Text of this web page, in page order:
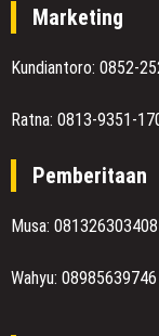
Marketing
Kundiantoro: 0852-
Ratna: 0813-9351-
Pemberitaan
Musa: 081326303408
Wahyu: 08985639746